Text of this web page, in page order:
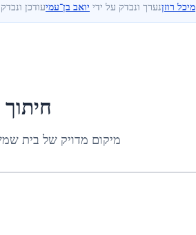
מיכל רוזןנערך ונבדק על ידי יואב בן־עמיעודכן ונבדק ב-
מיקום מדויק של בית